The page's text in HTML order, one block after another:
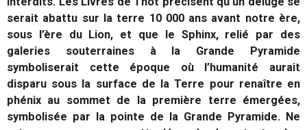
serait abattu sur la terre 10 000 ans avant notre ère,
sous l’ère du Lion, et que le Sphinx, relié par des
galeries souterraines à la Grande Pyramide
symboliserait cette époque où l’humanité aurait
disparu sous la surface de la Terre pour renaître en
phénix au sommet de la première terre émergées,
symbolisée par la pointe de la Grande Pyramide. Ne